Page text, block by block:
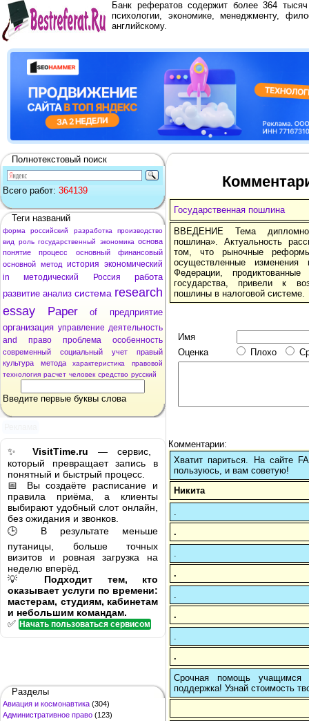
Банк рефератов содержит более 364
психологии, экономике, менеджменту,
английскому.
Полнотекстовый поиск
Всего работ: 364139
Теги названий
форма российский разработка
производство
вид
роль государственный экономика основа
понятие
процесс основный
финансовый
основной метод история экономический
in
методический Россия
работа
развитие анализ система research
essay
Paper of
предприятие
организация управление деятельность
and
право проблема особенность
современный социальный учет
правый
культура
метода характеристика
правовой
технология расчет человек средство русский
Введите первые буквы слова
✨ VisitTime.ru — сервис,
который превращает запись в
понятный и быстрый процесс.
📅 Вы создаёте расписание и
правила приёма, а клиенты
выбирают удобный слот онлайн,
без ожидания и звонков.
🕒 В результате меньше
путаницы, больше точных
визитов и ровная загрузка на
неделю вперёд.
💡 Подходит тем, кто
оказывает услуги по времени:
мастерам, студиям, кабинетам
и небольшим командам.
✅ Начать пользоваться сервисом
Разделы
Авиация и космонавтика (304)
Административное право (123)
Государственная пошлина
ВВЕДЕНИЕ Тема
пошлина». Актуальность
том, что рыночные
осуществленные
Федерации,
государства, привели к
пошлины в налоговой системе.
Имя
Оценка
Плохо
Комментарии:
Хватит париться. На сайте
пользуюсь, и вам советую!
Никита
.
.
.
.
Срочная помощь учащимся в
поддержка! Узнай стоимость